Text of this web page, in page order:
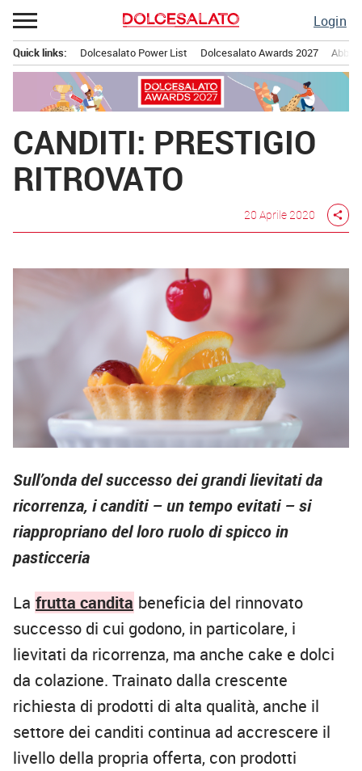
Passa
al
contenuto
Login
principale
Quick links: Dolcesalato Power List Dolcesalato Awards 2027
CANDITI: PRESTIGIO
RITROVATO
20 Aprile 2020 share
Sull’onda del successo dei grandi lievitati da
ricorrenza, i canditi – un tempo evitati – si
riappropriano del loro ruolo di spicco in
pasticceria
La frutta candita beneficia del rinnovato
successo di cui godono, in particolare, i
lievitati da ricorrenza, ma anche cake e dolci
da colazione. Trainato dalla crescente
richiesta di prodotti di alta qualità, anche il
settore dei canditi continua ad accrescere il
livello della propria offerta, con prodotti